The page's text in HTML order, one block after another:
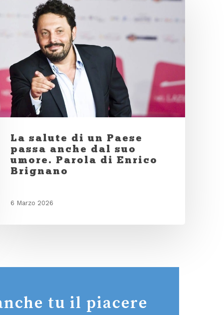
La salute di un Paese
passa anche dal suo
umore. Parola di Enrico
Brignano
6 Marzo 2026
tu il piacere